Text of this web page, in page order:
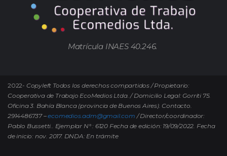
Matrícula INAES 40.246.
2022- Copyleft Todos los derechos compartidos / Propietario:
Cooperativa de Trabajo EcoMedios Ltda. / Domicilio Legal: Gorriti 75.
Oficina 3. Bahía Blanca (provincia de Buenos Aires). Contacto.
2914486737 –ecomedios.adm@gmail.com / Director/coordinador:
Pablo Bussetti.. Ejemplar N° : 6120 Fecha de edición: 19/09/2022. Fecha
de inicio: nov. 2017. DNDA: En trámite